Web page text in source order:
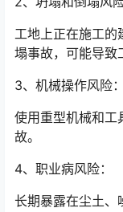
工地上正在施工的
塌事故，可能导致
3、机械操作风险：
使用重型机械和工
故。
4、职业病风险：
长期暴露在尘土、